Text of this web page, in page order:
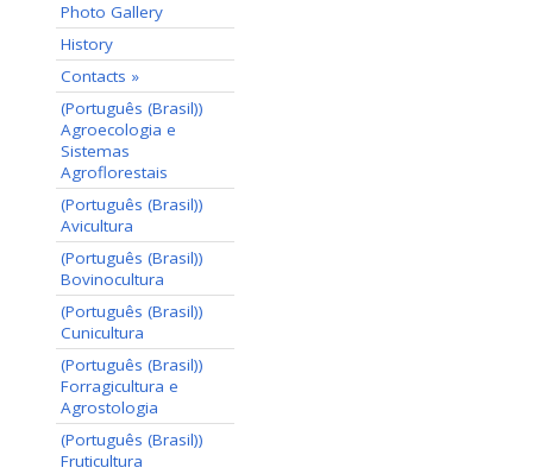
Photo Gallery
History
Contacts »
(Português (Brasil))
Agroecologia e
Sistemas
Agroflorestais
(Português (Brasil))
Avicultura
(Português (Brasil))
Bovinocultura
(Português (Brasil))
Cunicultura
(Português (Brasil))
Forragicultura e
Agrostologia
(Português (Brasil))
Fruticultura